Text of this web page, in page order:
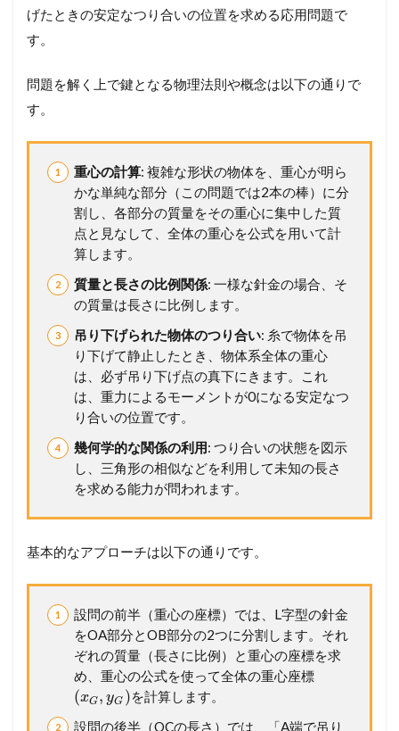
げたときの安定なつり合いの位置を求める応用問題で
す。
問題を解く上で鍵となる物理法則や概念は以下の通りで
す。
重心の計算: 複雑な形状の物体を、重心が明ら
かな単純な部分（この問題では2本の棒）に分
割し、各部分の質量をその重心に集中した質
点と見なして、全体の重心を公式を用いて計
算します。
質量と長さの比例関係: 一様な針金の場合、そ
の質量は長さに比例します。
吊り下げられた物体のつり合い: 糸で物体を吊
り下げて静止したとき、物体系全体の重心
は、必ず吊り下げ点の真下にきます。これ
は、重力によるモーメントが0になる安定なつ
り合いの位置です。
幾何学的な関係の利用: つり合いの状態を図示
し、三角形の相似などを利用して未知の長さ
を求める能力が問われます。
基本的なアプローチは以下の通りです。
設問の前半（重心の座標）では、L字型の針金
をOA部分とOB部分の2つに分割します。それ
ぞれの質量（長さに比例）と重心の座標を求
め、重心の公式を使って全体の重心座標
(xG, yG )を計算します。
設問の後半（OCの長さ）では、「A端で吊り